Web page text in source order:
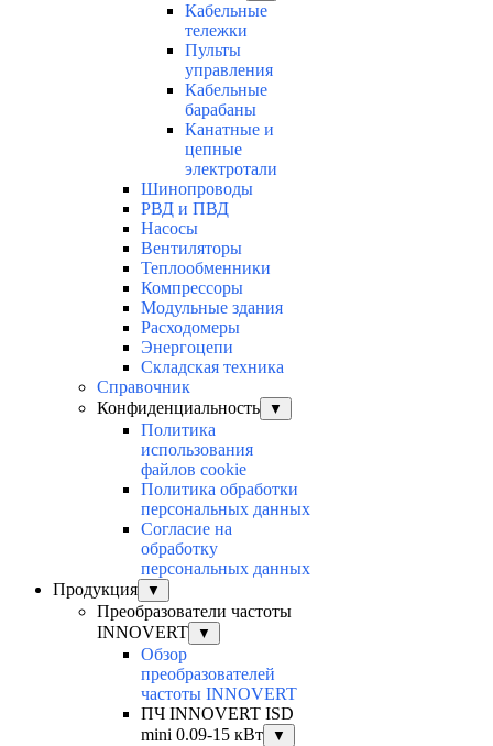
Кабельные
тележки
Пульты
управления
Кабельные
барабаны
Канатные и
цепные
электротали
Шинопроводы
РВД и ПВД
Насосы
Вентиляторы
Теплообменники
Компрессоры
Модульные здания
Расходомеры
Энергоцепи
Складская техника
Справочник
Конфиденциальность
▼
Политика
использования
файлов cookie
Политика обработки
персональных данных
Согласие на
обработку
персональных данных
Продукция
▼
Преобразователи частоты
INNOVERT
▼
Обзор
преобразователей
частоты INNOVERT
ПЧ INNOVERT ISD
mini 0.09-15 кВт
▼